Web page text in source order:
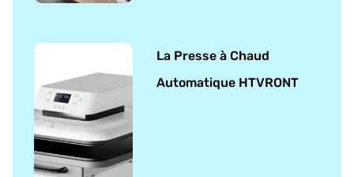
La Presse à Chaud
Automatique HTVRONT